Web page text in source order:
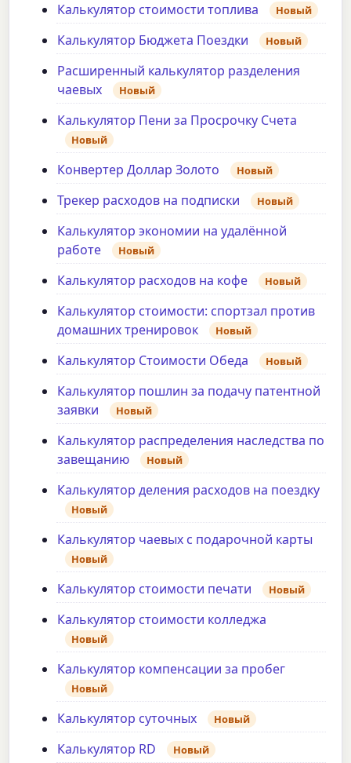
Калькулятор стоимости топлива
Новый
Калькулятор Бюджета Поездки Новый
Расширенный калькулятор разделения
чаевых
Новый
Калькулятор Пени за Просрочку Счета
Новый
Конвертер Доллар Золото Новый
Трекер расходов на подписки Новый
Калькулятор экономии на удалённой
работе
Новый
Калькулятор расходов на кофе Новый
Калькулятор стоимости: спортзал против
домашних тренировок
Новый
Калькулятор Стоимости Обеда Новый
Калькулятор пошлин за подачу патентной
заявки
Новый
Калькулятор распределения наследства по
завещанию
Новый
Калькулятор деления расходов на поездку
Новый
Калькулятор чаевых с подарочной карты
Новый
Калькулятор стоимости печати Новый
Калькулятор стоимости колледжа
Новый
Калькулятор компенсации за пробег
Новый
Калькулятор суточных Новый
Калькулятор RD Новый